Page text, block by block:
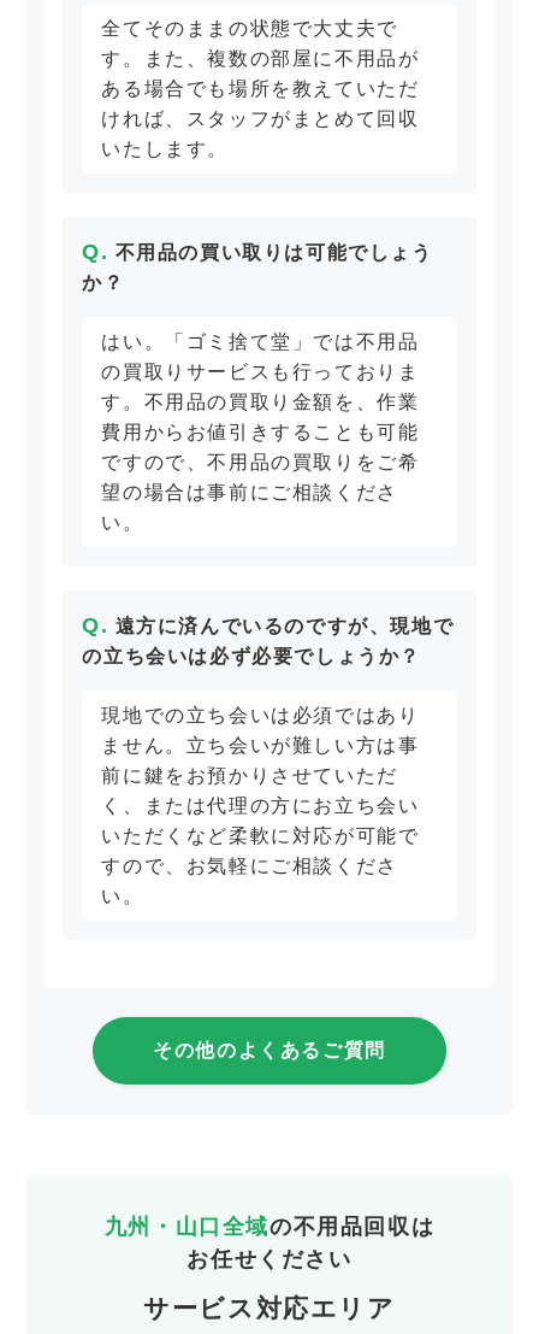
全てそのままの状態で大丈夫で
す。また、複数の部屋に不用品が
ある場合でも場所を教えていただ
ければ、スタッフがまとめて回収
いたします。
不用品の買い取りは可能でしょう
か？
はい。「ゴミ捨て堂」では不用品
の買取りサービスも行っておりま
す。不用品の買取り金額を、作業
費用からお値引きすることも可能
ですので、不用品の買取りをご希
望の場合は事前にご相談くださ
い。
遠方に済んでいるのですが、現地で
の立ち会いは必ず必要でしょうか？
現地での立ち会いは必須ではあり
ません。立ち会いが難しい方は事
前に鍵をお預かりさせていただ
く、または代理の方にお立ち会い
いただくなど柔軟に対応が可能で
すので、お気軽にご相談くださ
い。
その他のよくあるご質問
九州・山口全域の不用品回収は
お任せください
サービス対応エリア